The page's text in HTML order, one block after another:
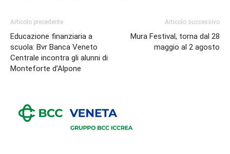
Articolo precedente
Educazione finanziaria a
scuola: Bvr Banca Veneto
Centrale incontra gli alunni di
Monteforte d’Alpone
Articolo successivo
Mura Festival, torna dal 28
maggio al 2 agosto